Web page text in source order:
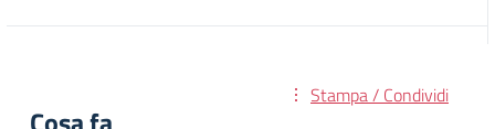
Stampa / Condividi